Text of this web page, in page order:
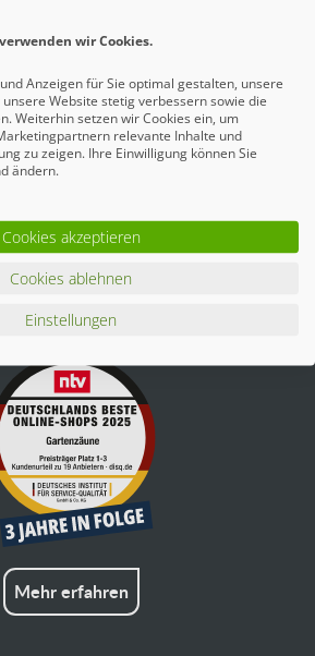
Mehr erfahren
Mehr erfahren
Mehr erfahren
wir Cookies.
Anzeigen für Sie optimal gestalten, unsere
Website stetig verbessern sowie die
Weiterhin setzen wir Cookies ein, um
relevante Inhalte und
zu zeigen. Ihre Einwilligung können Sie
ändern.
Cookies akzeptieren
Cookies ablehnen
Einstellungen